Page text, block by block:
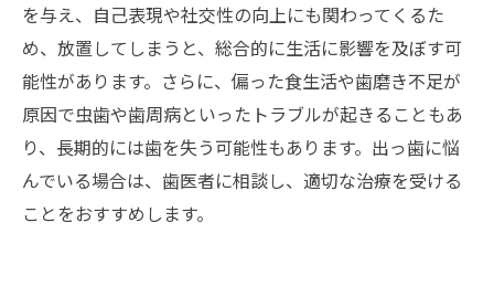
を与え、自己表現や社交性の向上にも関わってくるた
め、放置してしまうと、総合的に生活に影響を及ぼす可
能性があります。さらに、偏った食生活や歯磨き不足が
原因で虫歯や歯周病といったトラブルが起きることもあ
り、長期的には歯を失う可能性もあります。出っ歯に悩
んでいる場合は、歯医者に相談し、適切な治療を受ける
ことをおすすめします。